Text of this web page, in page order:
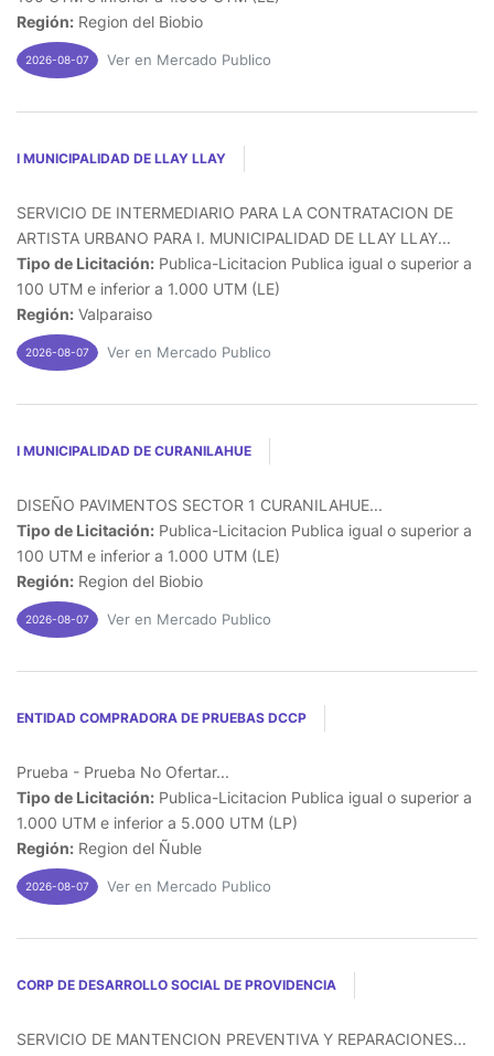
Región: Region del Biobio
2026-08-07 Ver en Mercado Publico
I MUNICIPALIDAD DE LLAY LLAY
SERVICIO DE INTERMEDIARIO PARA LA CONTRATACION DE
ARTISTA URBANO PARA I. MUNICIPALIDAD DE LLAY LLAY...
Tipo de Licitación: Publica-Licitacion Publica igual o superior a
100 UTM e inferior a 1.000 UTM (LE)
Región: Valparaiso
2026-08-07 Ver en Mercado Publico
I MUNICIPALIDAD DE CURANILAHUE
DISEÑO PAVIMENTOS SECTOR 1 CURANILAHUE...
Tipo de Licitación: Publica-Licitacion Publica igual o superior a
100 UTM e inferior a 1.000 UTM (LE)
Región: Region del Biobio
2026-08-07 Ver en Mercado Publico
ENTIDAD COMPRADORA DE PRUEBAS DCCP
Prueba - Prueba No Ofertar...
Tipo de Licitación: Publica-Licitacion Publica igual o superior a
1.000 UTM e inferior a 5.000 UTM (LP)
Región: Region del Ñuble
2026-08-07 Ver en Mercado Publico
CORP DE DESARROLLO SOCIAL DE PROVIDENCIA
SERVICIO DE MANTENCION PREVENTIVA Y REPARACIONES...